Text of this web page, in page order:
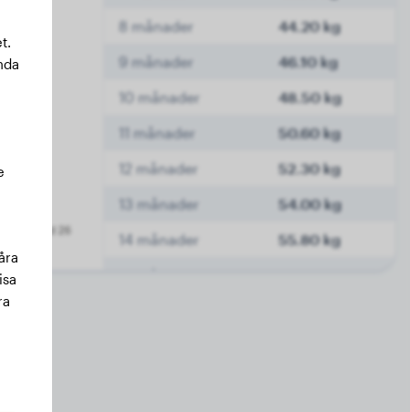
8 månader 44.20 kg
9 månader 46.10 kg
10 månader 48.50 kg
11 månader 50.60 kg
12 månader 52.30 kg
13 månader 54.00 kg
14 månader 55.80 kg